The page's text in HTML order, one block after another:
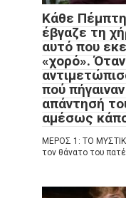
Κάθε
έβγαζε τη
αυτό που
«χορό».
πού
απάντησή
αμέσως
ΜΕΡΟΣ 1: ΤΟ
τον θάνατο του